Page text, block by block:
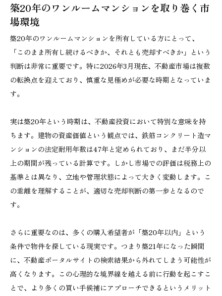
築20年のワンルームマンションを取り巻く市
場環境
築20年のワンルームマンションを所有している方にとって、
「このまま所有し続けるべきか、それとも売却すべきか」という
判断は非常に重要です。特に2026年3月現在、不動産市場は複数
の転換点を迎えており、慎重な見極めが必要な時期となっていま
す。
実は築20年という時期は、不動産投資において特別な意味を持
ちます。建物の資産価値という観点では、鉄筋コンクリート造マ
ンションの法定耐用年数は47年と定められており、まだ半分以
上の期間が残っている計算です。しかし市場での評価は税務上の
基準とは異なり、立地や管理状態によって大きく変動します。こ
の乖離を理解することが、適切な売却判断の第一歩となるので
す。
さらに重要なのは、多くの購入希望者が「築20年以内」という
条件で物件を探している現実です。つまり築21年になった瞬間
に、不動産ポータルサイトの検索結果から外れてしまう可能性が
高くなります。この心理的な境界線を越える前に行動を起こすこ
とで、より多くの買い手候補にアプローチできるというメリット